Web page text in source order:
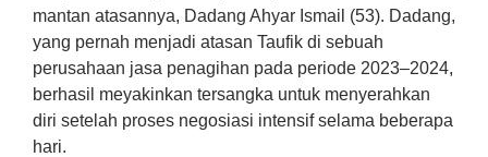
mantan atasannya, Dadang Ahyar Ismail (53). Dadang,
yang pernah menjadi atasan Taufik di sebuah
perusahaan jasa penagihan pada periode 2023–2024,
berhasil meyakinkan tersangka untuk menyerahkan
diri setelah proses negosiasi intensif selama beberapa
hari.